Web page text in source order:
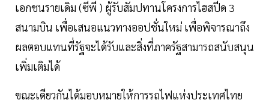
เอกชนรายเดิม (ซีพี ) ผู้รับสัมปทานโครงการไฮสปีีด 3
สนามบิน เพื่อเสนอแนวทางออปชั่นใหม่ เพื่อพิจารณาถึง
ผลตอบแทนที่รัฐจะได้รับและสิ่งที่ภาครัฐสามารถสนับสนุน
เพิ่มเติมได้
ขณะเดียวกันได้มอบหมายให้การรถไฟแห่งประเทศไทย